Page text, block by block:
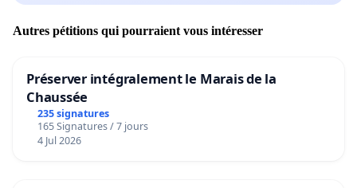
Autres pétitions qui pourraient vous intéresser
Préserver intégralement le Marais de la
Chaussée
235 signatures
165 Signatures / 7 jours
4 Jul 2026